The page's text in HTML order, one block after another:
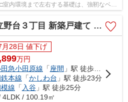
内環境まで左右する基礎は、強靭なベタ
路との高低差も...
丁目 新築戸建て 全3棟【仲介手数料無料】
月28日 値下げ
万円
急小田原線 「座間 」駅 徒歩13分
本線 「かしわ台 」駅 徒歩23分
線 「 入谷」駅 徒歩25分
4LDK / 100.19㎡